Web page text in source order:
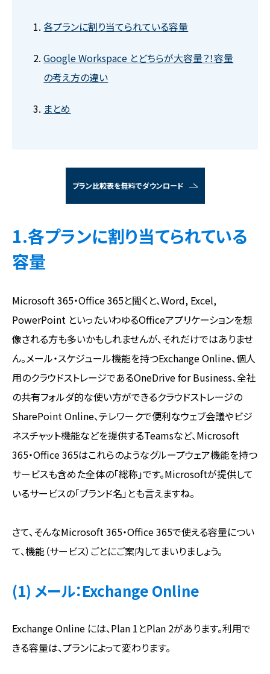
各プランに割り当てられている容量
Google Workspace とどちらが大容量？！容量
の考え方の違い
まとめ
プラン比較表を無料でダウンロード
1.各プランに割り当てられている
容量
Microsoft 365・Office 365と聞くと、Word, Excel,
PowerPoint といったいわゆるOfficeアプリケーションを想
像される方も多いかもしれませんが、それだけではありませ
ん。メール・スケジュール機能を持つExchange Online、個人
用のクラウドストレージであるOneDrive for Business、全社
の共有フォルダ的な使い方ができるクラウドストレージの
SharePoint Online、テレワークで便利なウェブ会議やビジ
ネスチャット機能などを提供するTeamsなど、Microsoft
365・Office 365はこれらのようなグループウェア機能を持つ
サービスも含めた全体の「総称」です。Microsoftが提供して
いるサービスの「ブランド名」とも言えますね。
さて、そんなMicrosoft 365・Office 365で使える容量につい
て、機能（サービス）ごとにご案内してまいりましょう。
(1) メール：Exchange Online
Exchange Online には、Plan 1とPlan 2があります。利用で
きる容量は、プランによって変わります。